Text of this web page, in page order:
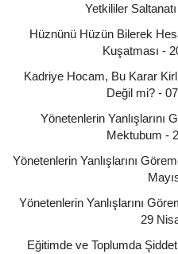
Yetkililer
Hüznünü Hüzün Bilerek
Kuşatması -
Kadriye Hocam, Bu Karar
Değil mi? -
Yönetenlerin Yanlışlarını
Mektubum -
Yönetenlerin Yanlışlarını
Yönetenlerin Yanlışlarını
29
Eğitimde ve Toplumda